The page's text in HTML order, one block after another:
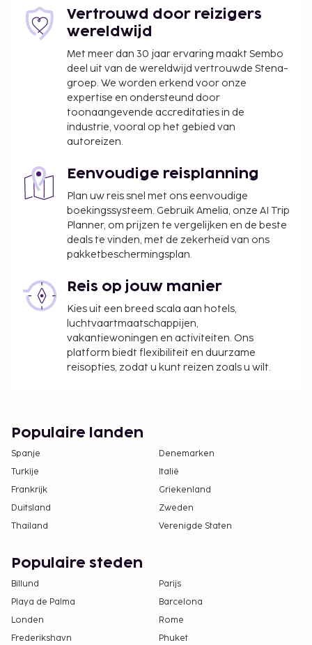
Vertrouwd door reizigers
wereldwijd
Met meer dan 30 jaar ervaring maakt Sembo
deel uit van de wereldwijd vertrouwde Stena-
groep. We worden erkend voor onze
expertise en ondersteund door
toonaangevende accreditaties in de
industrie, vooral op het gebied van
autoreizen.
Eenvoudige reisplanning
Plan uw reis snel met ons eenvoudige
boekingssysteem. Gebruik Amelia, onze AI Trip
Planner, om prijzen te vergelijken en de beste
deals te vinden, met de zekerheid van ons
pakketbeschermingsplan.
Reis op jouw manier
Kies uit een breed scala aan hotels,
luchtvaartmaatschappijen,
vakantiewoningen en activiteiten. Ons
platform biedt flexibiliteit en duurzame
reisopties, zodat u kunt reizen zoals u wilt.
Populaire landen
Spanje
Denemarken
Turkije
Italië
Frankrijk
Griekenland
Duitsland
Zweden
Thailand
Verenigde Staten
Populaire steden
Billund
Parijs
Playa de Palma
Barcelona
Londen
Rome
Frederikshavn
Phuket